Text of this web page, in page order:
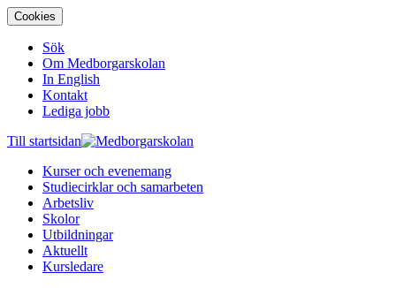
Cookies
Sök
Om Medborgarskolan
In English
Kontakt
Lediga jobb
Till startsidan
Kurser och evenemang
Studiecirklar och samarbeten
Arbetsliv
Skolor
Utbildningar
Aktuellt
Kursledare